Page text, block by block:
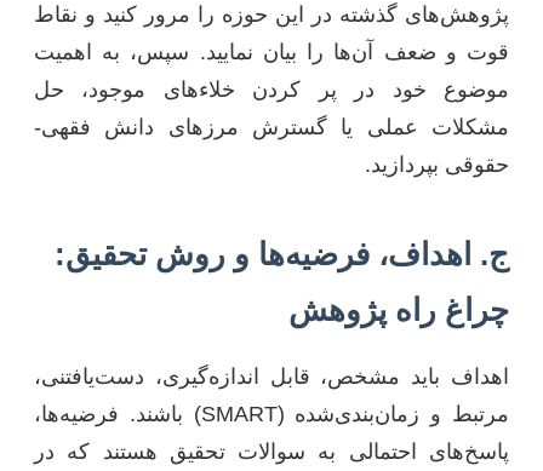
پژوهش‌های گذشته در این حوزه را مرور کنید و نقاط
قوت و ضعف آن‌ها را بیان نمایید. سپس، به اهمیت
موضوع خود در پر کردن خلاءهای موجود، حل
مشکلات عملی یا گسترش مرزهای دانش فقهی-
حقوقی بپردازید.
ج. اهداف، فرضیه‌ها و روش تحقیق:
چراغ راه پژوهش
اهداف باید مشخص، قابل اندازه‌گیری، دست‌یافتنی،
مرتبط و زمان‌بندی‌شده (SMART) باشند. فرضیه‌ها،
پاسخ‌های احتمالی به سوالات تحقیق هستند که در